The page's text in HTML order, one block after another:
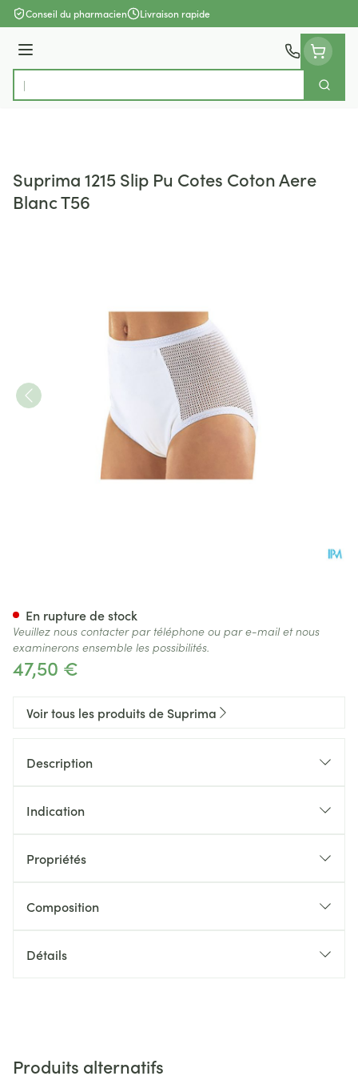
Aller au contenu
Conseil du pharmacien Livraison rapide
Menu
Rechercher
Suprima 1215 Slip Pu Cotes Coton Aere
Blanc T56
47,50 €
En rupture de stock
Veuillez nous contacter par téléphone ou par e-mail et nous
examinerons ensemble les possibilités.
Voir tous les produits de Suprima
Description
Indication
Propriétés
Composition
Détails
Produits alternatifs